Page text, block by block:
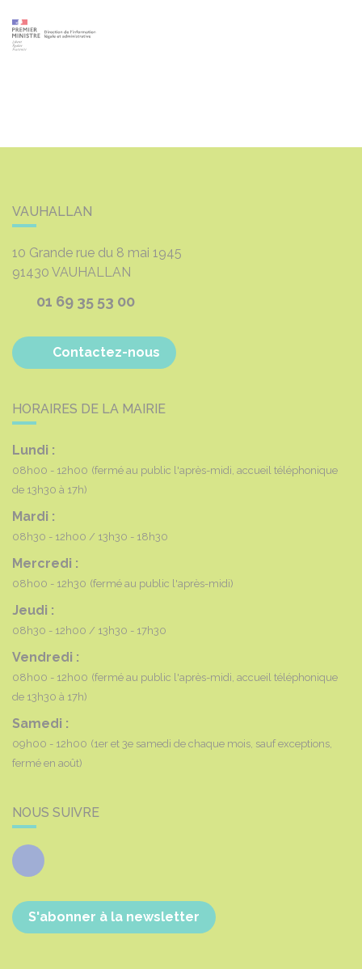
VAUHALLAN
10 Grande rue du 8 mai 1945
91430 VAUHALLAN
01 69 35 53 00
Contactez-nous
HORAIRES DE LA MAIRIE
Lundi :
08h00 - 12h00 (fermé au public l'après-midi, accueil téléphonique
de 13h30 à 17h)
Mardi :
08h30 - 12h00 13h30 - 18h30
Mercredi :
08h00 - 12h30 (fermé au public l'après-midi)
Jeudi :
08h30 - 12h00 13h30 - 17h30
Vendredi :
08h00 - 12h00 (fermé au public l'après-midi, accueil téléphonique
de 13h30 à 17h)
Samedi :
09h00 - 12h00 (1er et 3e samedi de chaque mois, sauf exceptions,
fermé en août)
NOUS SUIVRE
Facebook
S'abonner à la newsletter